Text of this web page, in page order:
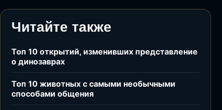
Читайте также
Топ 10 открытий, изменивших представление
о динозаврах
Топ 10 животных с самыми необычными
способами общения